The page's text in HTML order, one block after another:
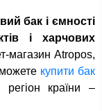
бак і ємності
і харчових
магазин Atropos,
купити бак
країни –